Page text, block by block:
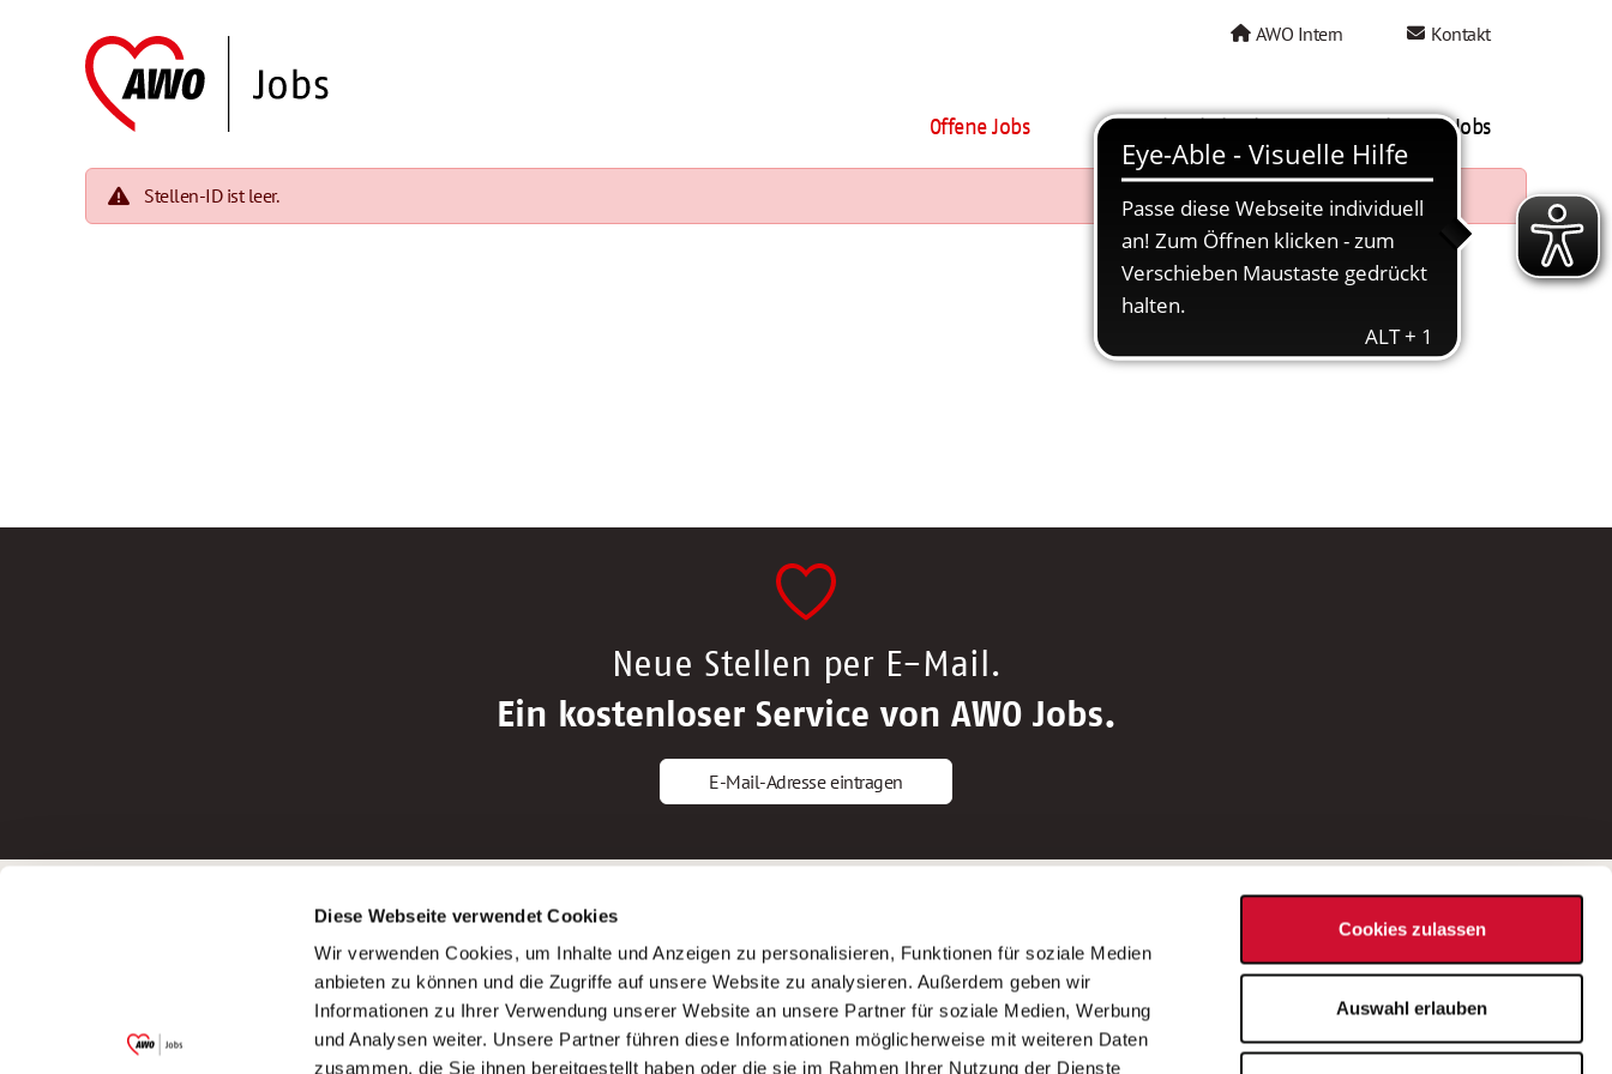
Diese Webseite verwendet Cookies
Wir verwenden Cookies, um Inhalte und Anzeigen zu personalisieren, Funktionen für soziale Medien
anbieten zu können und die Zugriffe auf unsere Website zu analysieren. Außerdem geben wir
Informationen zu Ihrer Verwendung unserer Website an unsere Partner für soziale Medien, Werbung
und Analysen weiter. Unsere Partner führen diese Informationen möglicherweise mit weiteren Daten
zusammen, die Sie ihnen bereitgestellt haben oder die sie im Rahmen Ihrer Nutzung der Dienste
Cookies zulassen
Auswahl erlauben
AWO Intern Kontakt
Offene Jobs AWO als Arbeitgeber Mein AWO Jobs
Stellen-ID ist leer.
Neue Stellen per E-Mail.
Ein kostenloser Service von AWO Jobs.
E-Mail-Adresse eintragen
Garitz Bewirtschaftungsbetriebe GmbH
(Ein Tochterunternehmen des AWO
Bezirksverbandes Unterfranken e.V.)
Bewerbungstipps
Bewerbung als Altenpfleger*in
Bewerbung als Krankenpfleger*in
Bewerbung als Altenpflegehelfer*in
Bewerbung als Erzieher*in
AWO Gliederungen nach Bundesland
Stellenangebote nach Bundesländern
Sitemap
Impressum
Datenschutz
Bei Fragen zu einer Stellenausschreibung
wenden Sie sich bitte an die*den in der
Stellenausschreibung genannte*n